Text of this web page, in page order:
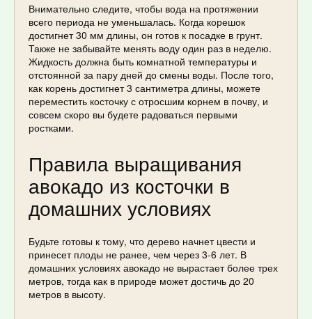
Внимательно следите, чтобы вода на протяжении
всего периода не уменьшалась. Когда корешок
достигнет 30 мм длины, он готов к посадке в грунт.
Также не забывайте менять воду один раз в неделю.
Жидкость должна быть комнатной температуры и
отстоянной за пару дней до смены воды. После того,
как корень достигнет 3 сантиметра длины, можете
переместить косточку с отросшим корнем в почву, и
совсем скоро вы будете радоваться первыми
ростками.
Правила выращивания
авокадо из косточки в
домашних условиях
Будьте готовы к тому, что дерево начнет цвести и
принесет плоды не ранее, чем через 3-6 лет. В
домашних условиях авокадо не вырастает более трех
метров, тогда как в природе может достичь до 20
метров в высоту.